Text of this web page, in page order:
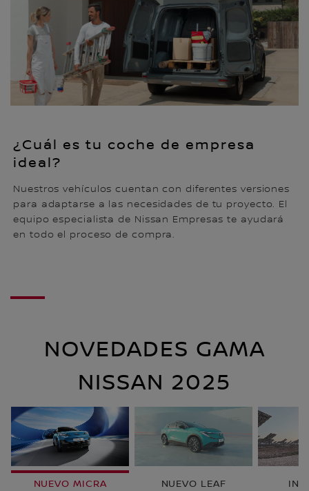
¿Cuál es tu coche de empresa
ideal?
Nuestros vehículos cuentan con diferentes versiones
para adaptarse a las necesidades de tu proyecto. El
equipo especialista de Nissan Empresas te ayudará
en todo el proceso de compra.
NOVEDADES GAMA
NISSAN 2025
NUEVO MICRA NUEVO LEAF